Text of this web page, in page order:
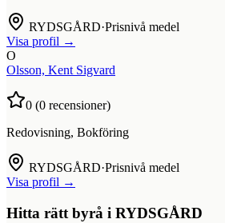
RYDSGÅRD·Prisnivå medel
Visa profil →
O
Olsson, Kent Sigvard
0 (0 recensioner)
Redovisning, Bokföring
RYDSGÅRD·Prisnivå medel
Visa profil →
Hitta rätt byrå i RYDSGÅRD